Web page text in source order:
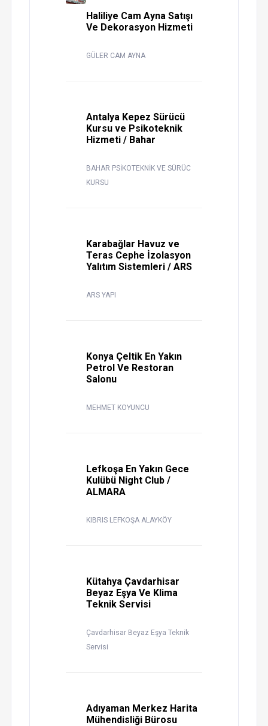
Haliliye Cam Ayna Satışı
Ve Dekorasyon Hizmeti
GÜLER CAM AYNA
Antalya Kepez Sürücü
Kursu ve Psikoteknik
Hizmeti / Bahar
BAHAR PSİKOTEKNİK VE SÜRÜC
KURSU
Karabağlar Havuz ve
Teras Cephe İzolasyon
Yalıtım Sistemleri / ARS
ARS YAPI
Konya Çeltik En Yakın
Petrol Ve Restoran
Salonu
MEHMET KOYUNCU
Lefkoşa En Yakın Gece
Kulübü Night Club /
ALMARA
KIBRIS LEFKOŞA ALAYKÖY
Kütahya Çavdarhisar
Beyaz Eşya Ve Klima
Teknik Servisi
Çavdarhisar Beyaz Eşya Teknik
Servisi
Adıyaman Merkez Harita
Mühendisliği Bürosu